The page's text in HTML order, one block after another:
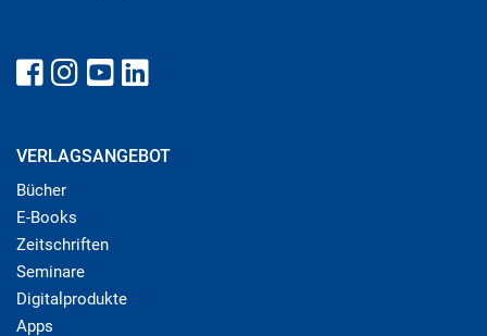
VERLAGSANGEBOT
Bücher
E-Books
Zeitschriften
Seminare
Digitalprodukte
Apps